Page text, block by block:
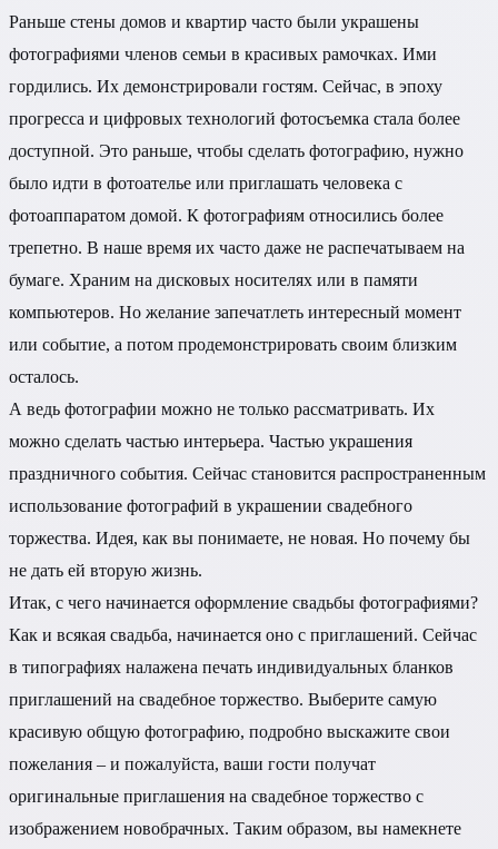
Раньше стены домов и квартир часто были украшены
фотографиями членов семьи в красивых рамочках. Ими
гордились. Их демонстрировали гостям. Сейчас, в эпоху
прогресса и цифровых технологий фотосъемка стала более
доступной. Это раньше, чтобы сделать фотографию, нужно
было идти в фотоателье или приглашать человека с
фотоаппаратом домой. К фотографиям относились более
трепетно. В наше время их часто даже не распечатываем на
бумаге. Храним на дисковых носителях или в памяти
компьютеров. Но желание запечатлеть интересный момент
или событие, а потом продемонстрировать своим близким
осталось.
А ведь фотографии можно не только рассматривать. Их
можно сделать частью интерьера. Частью украшения
праздничного события. Сейчас становится распространенным
использование фотографий в украшении свадебного
торжества. Идея, как вы понимаете, не новая. Но почему бы
не дать ей вторую жизнь.
Итак, с чего начинается оформление свадьбы фотографиями?
Как и всякая свадьба, начинается оно с приглашений. Сейчас
в типографиях налажена печать индивидуальных бланков
приглашений на свадебное торжество. Выберите самую
красивую общую фотографию, подробно выскажите свои
пожелания – и пожалуйста, ваши гости получат
оригинальные приглашения на свадебное торжество с
изображением новобрачных. Таким образом, вы намекнете